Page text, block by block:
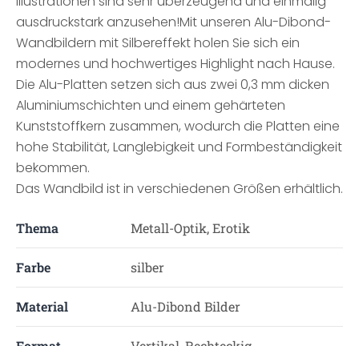
ausdruckstark anzusehen!Mit unseren Alu-Dibond-
Wandbildern mit Silbereffekt holen Sie sich ein
modernes und hochwertiges Highlight nach Hause.
Die Alu-Platten setzen sich aus zwei 0,3 mm dicken
Aluminiumschichten und einem gehärteten
Kunststoffkern zusammen, wodurch die Platten eine
hohe Stabilität, Langlebigkeit und Formbeständigkeit
bekommen.
Das Wandbild ist in verschiedenen Größen erhältlich.
Thema Metall-Optik, Erotik
Farbe silber
Material Alu-Dibond Bilder